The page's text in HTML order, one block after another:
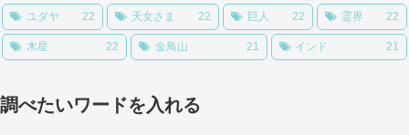
ユダヤ 22 天女さま 22 巨人 22 霊界 22
木星 22 金鳥山 21 インド 21
調べたいワードを入れる